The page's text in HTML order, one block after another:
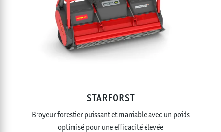
STARFORST
Broyeur forestier puissant et maniable avec un poids
optimisé pour une efficacité élevée